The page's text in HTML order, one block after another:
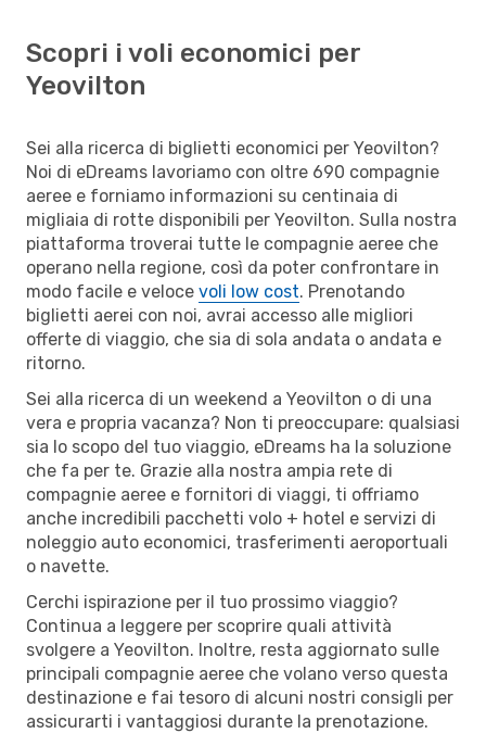
Scopri i voli economici per
Yeovilton
Sei alla ricerca di biglietti economici per Yeovilton?
Noi di eDreams lavoriamo con oltre 690 compagnie
aeree e forniamo informazioni su centinaia di
migliaia di rotte disponibili per Yeovilton. Sulla nostra
piattaforma troverai tutte le compagnie aeree che
operano nella regione, così da poter confrontare in
modo facile e veloce voli low cost. Prenotando
biglietti aerei con noi, avrai accesso alle migliori
offerte di viaggio, che sia di sola andata o andata e
ritorno.
Sei alla ricerca di un weekend a Yeovilton o di una
vera e propria vacanza? Non ti preoccupare: qualsiasi
sia lo scopo del tuo viaggio, eDreams ha la soluzione
che fa per te. Grazie alla nostra ampia rete di
compagnie aeree e fornitori di viaggi, ti offriamo
anche incredibili pacchetti volo + hotel e servizi di
noleggio auto economici, trasferimenti aeroportuali
o navette.
Cerchi ispirazione per il tuo prossimo viaggio?
Continua a leggere per scoprire quali attività
svolgere a Yeovilton. Inoltre, resta aggiornato sulle
principali compagnie aeree che volano verso questa
destinazione e fai tesoro di alcuni nostri consigli per
assicurarti i vantaggiosi durante la prenotazione.